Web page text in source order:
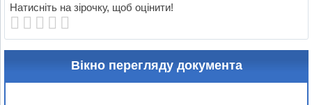
Натисніть на зірочку, щоб оцінити!
Вікно перегляду документа